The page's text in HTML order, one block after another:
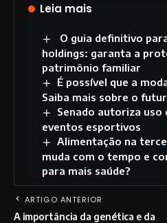
Leia mais
O guia definitivo
holdings: garanta a
patrimônio familiar
É possível que a
Saiba mais sobre o
Senado autoriza
eventos esportivos
Alimentação na
muda com o tempo e
para mais saúde?
ARTIGO ANTERIOR
A importância da genética e da